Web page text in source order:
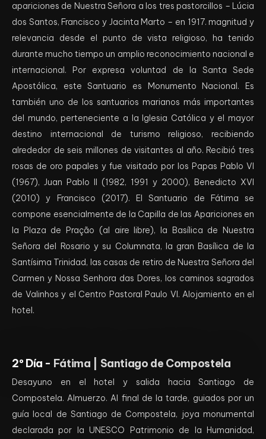
apariciones de Nuestra Señora a los tres pastorcillos – Lúcia
dos Santos, Francisco y Jacinta Marto – en 1917. magnitud y
relevancia desde el punto de vista religioso, ha tenido
durante mucho tiempo un amplio reconocimiento nacional e
internacional. Por expresa voluntad de la Santa Sede
Apostólica, este Santuario es Monumento Nacional. Es
también uno de los santuarios marianos más importantes
del mundo, perteneciente a la Iglesia Católica y el mayor
destino internacional de turismo religioso, recibiendo
alrededor de seis millones de visitantes al año. Recibió tres
rosas de oro papales y fue visitado por los Papas Pablo VI
(1967), Juan Pablo II (1982, 1991 y 2000), Benedicto XVI
(2010) y Francisco (2017). El Santuario de Fátima se
compone esencialmente de la Capilla de las Apariciones en
la Plaza de Pração (al aire libre), la Basílica de Nuestra
Señora del Rosario y su Columnata, la gran Basílica de la
Santísima Trinidad, las casas de retiro de Nuestra Señora del
Carmen y Nossa Senhora das Dores, los caminos sagrados
de Valinhos y el Centro Pastoral Paulo VI. Alojamiento en el
hotel.
2º Día - Fátima | Santiago de Compostela
Desayuno en el hotel y salida hacia Santiago de
Compostela. Almuerzo. Al final de la tarde, guiados por un
guía local de Santiago de Compostela, joya monumental
declarada por la UNESCO Patrimonio de la Humanidad,